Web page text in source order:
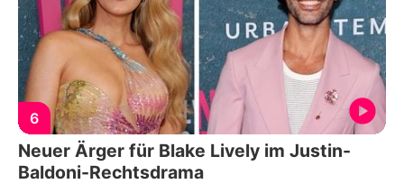
6
Neuer Ärger für Blake Lively im Justin-
Baldoni-Rechtsdrama